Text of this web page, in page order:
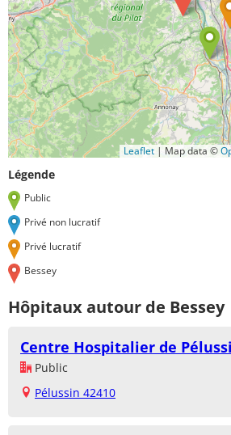
Leaflet | Map data ©
Légende
Public
Privé non lucratif
Privé lucratif
Bessey
Hôpitaux autour de Bessey
Centre Hospitalier de
Public
Pélussin 42410